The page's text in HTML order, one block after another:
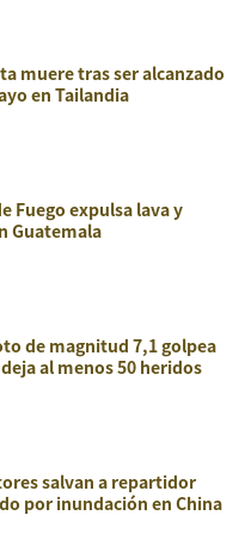
muere tras ser alcanzado
en Tailandia
Fuego expulsa lava y
Guatemala
de magnitud 7,1 golpea
al menos 50 heridos
salvan a repartidor
por inundación en China